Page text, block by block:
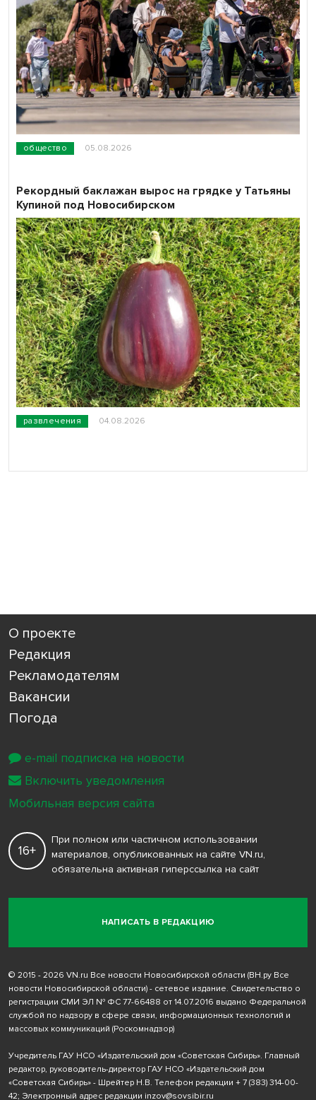
общество 05.08.2026
развлечения 04.08.2026
Рекордный баклажан вырос на грядке у Татьяны
Купиной под Новосибирском
О проекте
Редакция
Рекламодателям
Вакансии
Погода
НАПИСАТЬ В РЕДАКЦИЮ
16+
При полном или частичном использовании
материалов, опубликованных на сайте VN.ru,
обязательна активная гиперссылка на сайт
© 2015 - 2026 VN.ru Все новости Новосибирской области (ВН.ру Все
новости Новосибирской области) - сетевое издание. Свидетельство о
регистрации СМИ ЭЛ № ФС 77-66488 от 14.07.2016 выдано Федеральной
службой по надзору в сфере связи, информационных технологий и
массовых коммуникаций (Роскомнадзор)
Учредитель ГАУ НСО «Издательский дом «Советская Сибирь». Главный
редактор, руководитель-директор ГАУ НСО «Издательский дом
«Советская Сибирь» - Шрейтер Н.В. Телефон редакции + 7 (383) 314-00-
42; Электронный адрес редакции inzov@sovsibir.ru
e-mail подписка на новости
Включить уведомления
Мобильная версия сайта